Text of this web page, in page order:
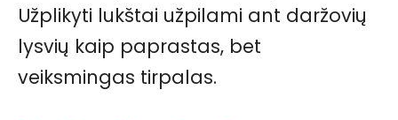
Užplikyti lukštai užpilami ant daržovių
lysvių kaip paprastas, bet
veiksmingas tirpalas.